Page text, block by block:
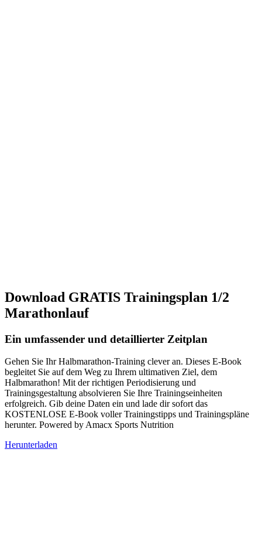
Download GRATIS Trainingsplan 1/2
Marathonlauf
Ein umfassender und detaillierter Zeitplan
Gehen Sie Ihr Halbmarathon-Training clever an. Dieses E-Book
begleitet Sie auf dem Weg zu Ihrem ultimativen Ziel, dem
Halbmarathon! Mit der richtigen Periodisierung und
Trainingsgestaltung absolvieren Sie Ihre Trainingseinheiten
erfolgreich. Gib deine Daten ein und lade dir sofort das
KOSTENLOSE E-Book voller Trainingstipps und Trainingspläne
herunter. Powered by Amacx Sports Nutrition
Herunterladen